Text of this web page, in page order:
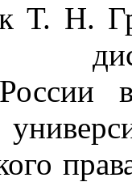
Т. Н.